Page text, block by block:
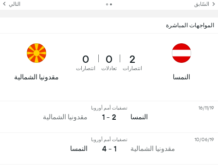
السّابق التالي
المواجهات المباشرة
النمسا
2
انتصارات
0
تعادلات
0
انتصارات
مقدونيا الشمالية
النمسا
تصفيات أمم أوروبا
2 - 1 مقدونيا الشمالية
16/11/19
مقدونيا الشمالية
تصفيات أمم أوروبا
1 - 4 النمسا
10/06/19